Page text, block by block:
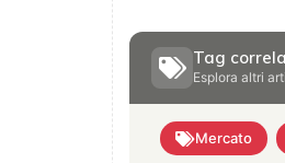
Tag
Esplora altri
Mercato